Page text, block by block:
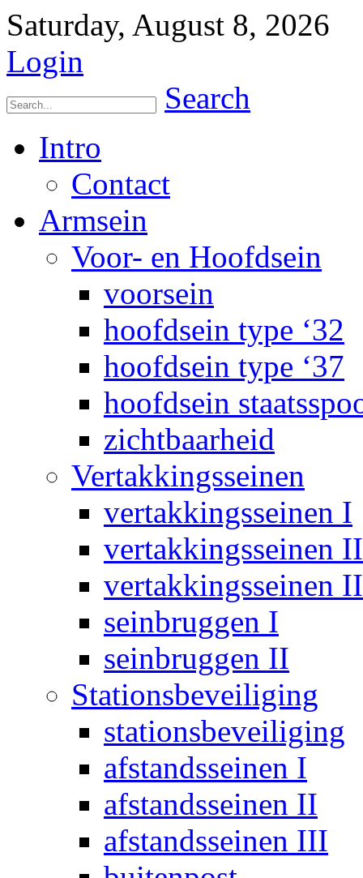
Saturday, August 8, 2026
Login
Search
Intro
Contact
Armsein
Voor- en Hoofdsein
voorsein
hoofdsein type ‘32
hoofdsein type ‘37
hoofdsein
zichtbaarheid
Vertakkingsseinen
vertakkingsseinen I
vertakkingsseinen II
vertakkingsseinen
seinbruggen I
seinbruggen II
Stationsbeveiliging
stationsbeveiliging
afstandsseinen I
afstandsseinen II
afstandsseinen III